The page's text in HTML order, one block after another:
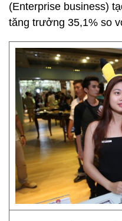
(Enterprise business)
tăng trưởng 35,1% so